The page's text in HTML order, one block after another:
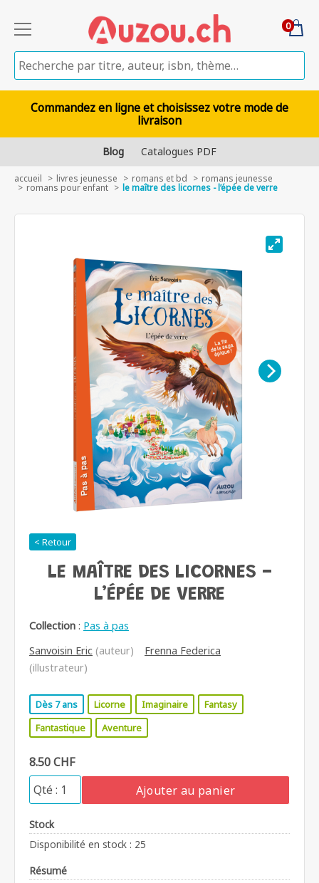
0
Commandez en ligne et choisissez votre mode de
livraison
Blog Catalogues PDF
accueil livres jeunesse romans et bd romans jeunesse
romans pour enfant le maître des licornes - l’épée de verre
< Retour
LE MAÎTRE DES LICORNES -
L’ÉPÉE DE VERRE
Collection : Pas à pas
Sanvoisin Eric (auteur)
Frenna Federica
(illustrateur)
Dès 7 ans Licorne Imaginaire
Fantasy
Fantastique
Aventure
8.50 CHF
Ajouter au panier
Stock
Disponibilité en stock : 25
Résumé